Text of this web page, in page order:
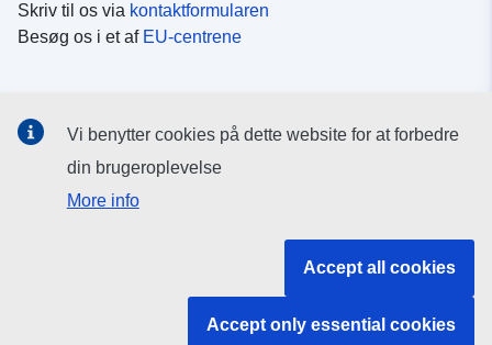
Skriv til os via kontaktformularen
Besøg os i et af EU-centrene
Søg efter EU's sider påsociale medier
EU-institutioner og -organer
Vi benytter cookies på dette website for at forbedre
din brugeroplevelse
More info
Accept all cookies
Accept only essential cookies